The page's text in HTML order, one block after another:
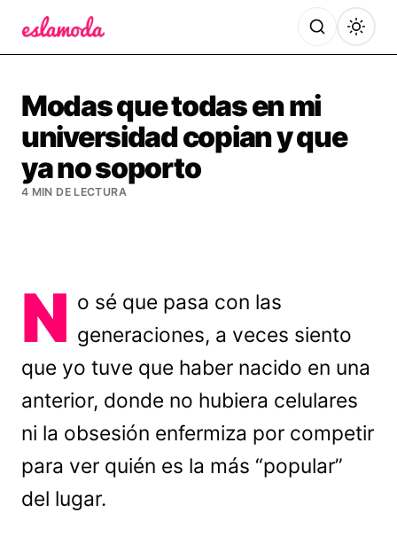
Modas que todas en mi
universidad copian y que
ya no soporto
4 MIN DE LECTURA
N o sé que pasa con las
generaciones, a veces siento
que yo tuve que haber nacido en una
anterior, donde no hubiera celulares
ni la obsesión enfermiza por competir
para ver quién es la más “popular”
del lugar.